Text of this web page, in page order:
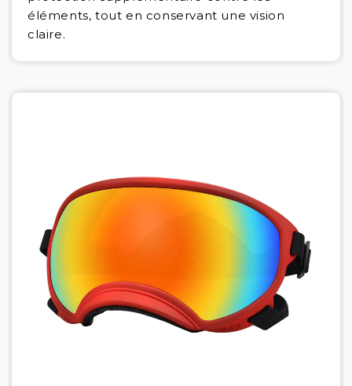
éléments, tout en conservant une vision
claire.